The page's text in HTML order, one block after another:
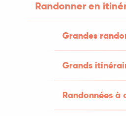
Randonner en
Grandes
Grands
Randonnées